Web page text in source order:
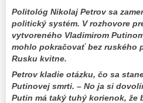
Politológ Nikolaj Petrov sa
politický systém. V rozhovore
vytvoreného Vladimirom
mohlo pokračovať bez ruského
Rusku kvitne.
Petrov kladie otázku, čo sa
Putinovej smrti. – No ja si
Putin má taký tuhý korienok, že